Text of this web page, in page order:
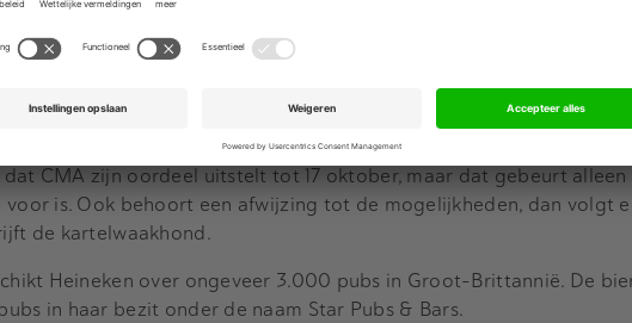
al een akkoord over de overname van 1.900 pubs van Punch
pond neer te leggen voor de pubs. De resterende 1.400 pubs
equityhuis Patron Capital.
CMA zijn oordeel uitstelt tot 17 oktober, maar dat gebeurt alleen
voor is. Ook behoort een afwijzing tot de mogelijkheden, dan volgt
de kartelwaakhond.
Heineken over ongeveer 3.000 pubs in Groot-Brittannië. De
in haar bezit onder de naam Star Pubs & Bars.